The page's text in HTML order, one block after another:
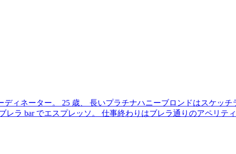
ィネーター。 25 歳、 長いプラチナハニーブロンドはスケッ
レラ bar でエスプレッソ。 仕事終わりはブレラ通りのアペリ